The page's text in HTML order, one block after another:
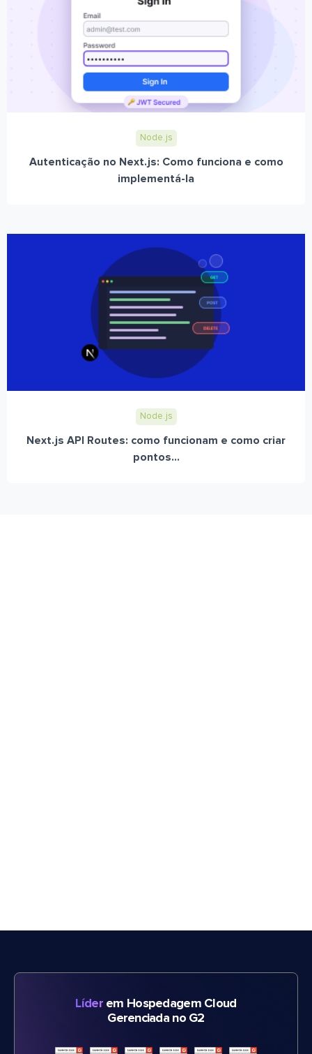
Node.js
Autenticação no Next.js: Como funciona e como
implementá-la
Node.js
Next.js API Routes: como funcionam e como criar
pontos...
Líderem Hospedagem Cloud
Gerenciada no G2